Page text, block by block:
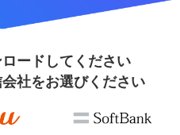
ードしてください
社をお選びください